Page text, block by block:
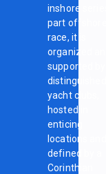
inshore
part
race, it is
organized
supported by
distinguished
yacht clubs,
hosted in
enticing
locations and
defined by a
Corinthian